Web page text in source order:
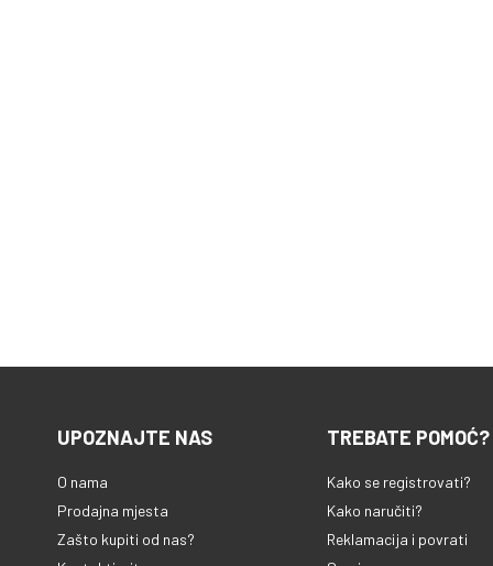
UPOZNAJTE NAS
O nama
Prodajna mjesta
Zašto kupiti od nas?
TREBATE POMOĆ?
Kako se registrovati?
Kako naručiti?
Reklamacija i povrati